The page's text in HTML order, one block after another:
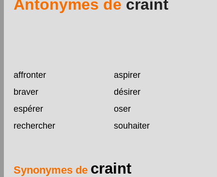
Antonymes de craint
affronter
aspirer
braver
désirer
espérer
oser
rechercher
souhaiter
Synonymes de craint